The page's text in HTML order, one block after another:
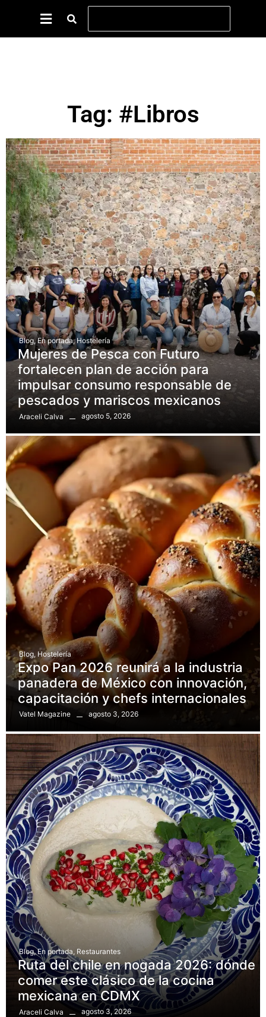
Tag: #Libros
Blog, En portada, Hostelería
Mujeres de Pesca con Futuro
fortalecen plan de acción para
impulsar consumo responsable de
pescados y mariscos mexicanos
Araceli Calva agosto 5, 2026
Blog, Hostelería
Expo Pan 2026 reunirá a la industria
panadera de México con innovación,
capacitación y chefs internacionales
Vatel Magazine agosto 3, 2026
Blog, En portada Restaurantes
Ruta del chile en nogada 2026: dónde
comer este clásico de la cocina
mexicana en CDMX
Araceli Calva agosto 3, 2026